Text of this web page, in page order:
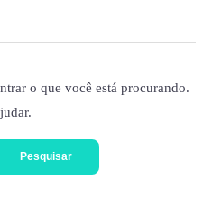
o que você está procurando.